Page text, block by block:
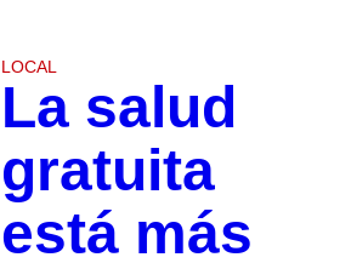
LOCAL
La salud
gratuita
está más